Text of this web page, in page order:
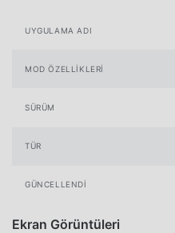
UYGULAMA ADI
MOD ÖZELLIKLERI
SÜRÜM
TÜR
GÜNCELLENDI
Ekran Görüntüleri